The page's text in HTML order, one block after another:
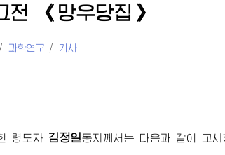
전 《망우당집》
/ 과학연구 / 기사
령도자 김정일동지께서 는 다음과 같이 교시